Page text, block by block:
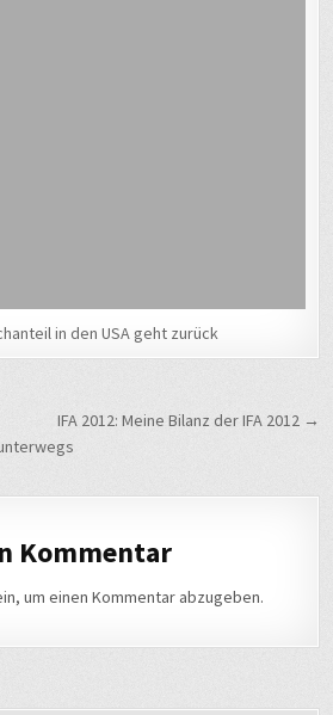
in den USA geht zurück
IFA 2012: Meine Bilanz der IFA 2012 →
Kommentar
um einen Kommentar abzugeben.